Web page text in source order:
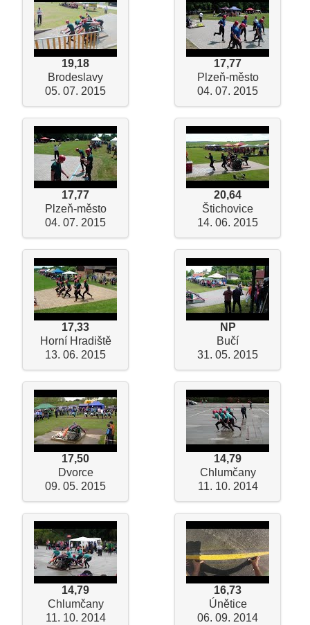
19,18
Brodeslavy
05. 07. 2015
17,77
Plzeň-město
04. 07. 2015
17,77
Plzeň-město
04. 07. 2015
20,64
Štichovice
14. 06. 2015
17,33
Horní Hradiště
13. 06. 2015
NP
Bučí
31. 05. 2015
17,50
Dvorce
09. 05. 2015
14,79
Chlumčany
11. 10. 2014
14,79
Chlumčany
11. 10. 2014
16,73
Únětice
06. 09. 2014